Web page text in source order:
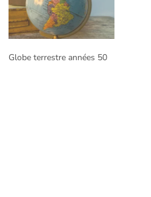
Globe terrestre années 50